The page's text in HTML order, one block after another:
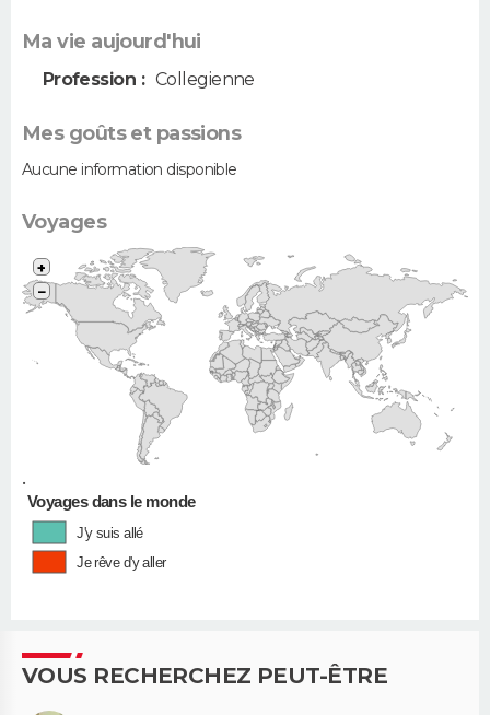
Ma vie aujourd'hui
Profession : Collegienne
Mes goûts et passions
Aucune information disponible
Voyages
•
+
−
Voyages dans le monde
J'y suis allé
Je rêve d'y aller
VOUS RECHERCHEZ PEUT-ÊTRE